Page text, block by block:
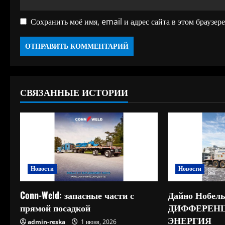
Сохранить моё имя, email и адрес сайта в этом
СВЯЗАННЫЕ ИСТОРИИ
Новости
Conn-Weld: запасные части с
прямой посадкой
admin-reska 1 июня, 2026
Новости
Дайно
ЭНЕРГИЯ